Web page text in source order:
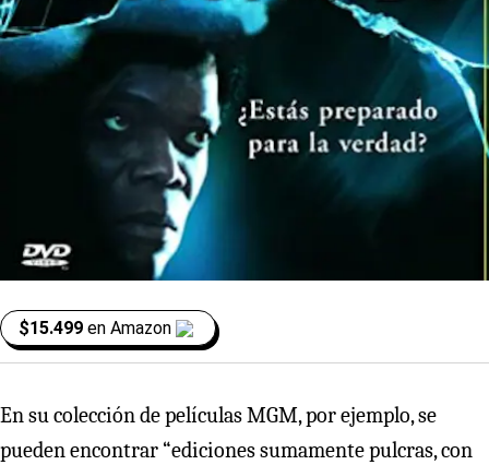
$15.499 en Amazon
En su colección de películas MGM, por ejemplo, se
pueden encontrar “ediciones sumamente pulcras, con